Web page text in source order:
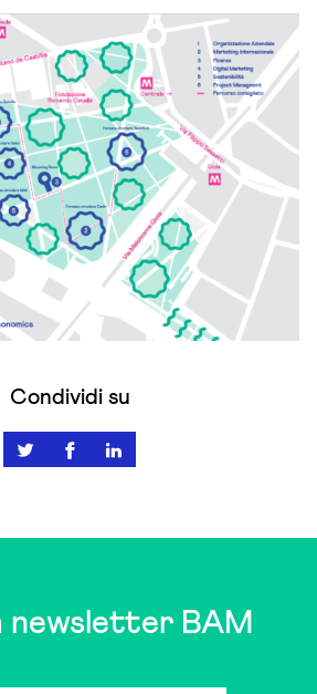
Condividi su
newsletter BAM